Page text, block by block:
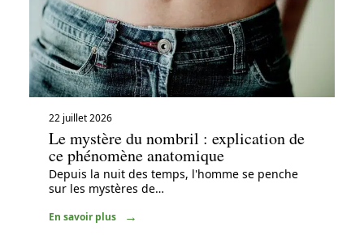
22 juillet 2026
Le mystère du nombril : explication de
ce phénomène anatomique
Depuis la nuit des temps, l'homme se penche
sur les mystères de…
En savoir plus